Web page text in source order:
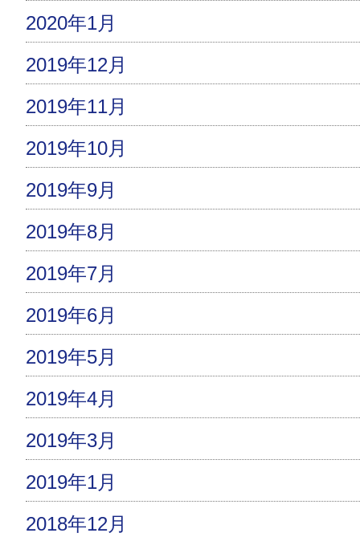
2020年1月
2019年12月
2019年11月
2019年10月
2019年9月
2019年8月
2019年7月
2019年6月
2019年5月
2019年4月
2019年3月
2019年1月
2018年12月